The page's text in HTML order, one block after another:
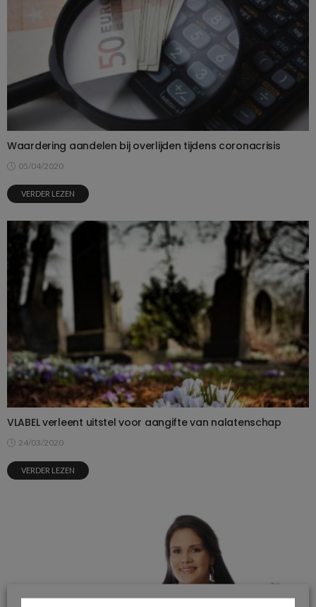
Waardering aandelen bij overlijden tijdens coronacrisis
05/04/2020
VERDER LEZEN
VLABEL verleent uitstel voor aangifte van nalatenschap
24/03/2020
VERDER LEZEN